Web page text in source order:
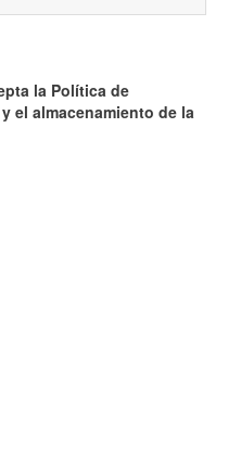
la Política de
el almacenamiento de la